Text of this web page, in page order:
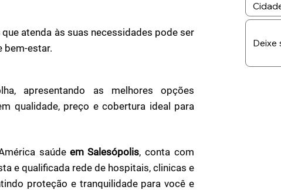
que atenda às suas necessidades pode ser
bem-estar.
apresentando as melhores opções
qualidade, preço e cobertura ideal para
saúdeem Salesópolis, conta com
e qualificada rede de hospitais, clinicas e
proteção e tranquilidade para você e